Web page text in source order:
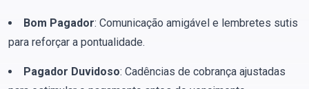
Bom Pagador: Comunicação amigável e lembretes sutis
para reforçar a pontualidade.
Pagador Duvidoso: Cadências de cobrança ajustadas